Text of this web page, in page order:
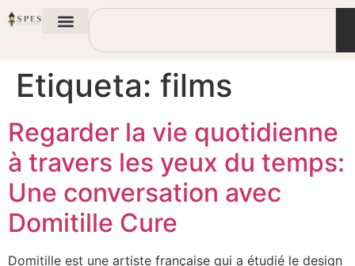
Etiqueta: films
Regarder la vie quotidienne
à travers les yeux du temps:
Une conversation avec
Domitille Cure
Domitille est une artiste française qui a étudié le design